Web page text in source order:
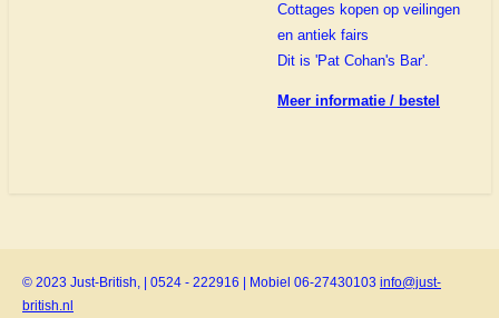
Cottages kopen op veilingen
en antiek fairs
Dit is 'Pat Cohan's Bar'.
Meer informatie / bestel
© 2023 Just-British, | 0524 - 222916 | Mobiel 06-27430103 info@just-
british.nl